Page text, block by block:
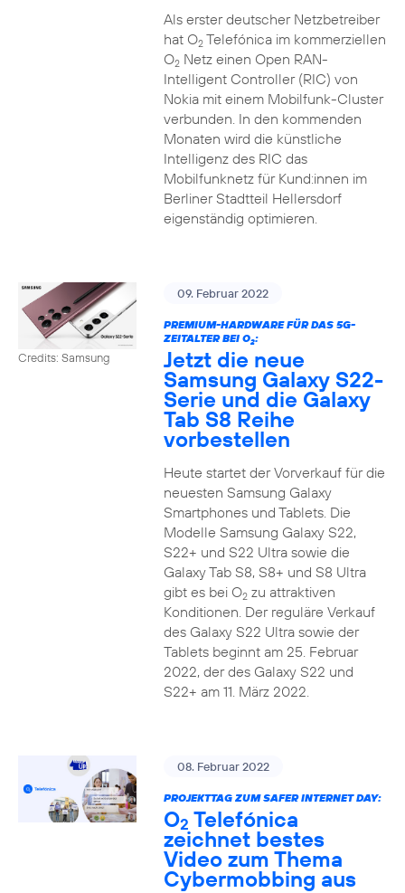
Als erster deutscher Netzbetreiber
hat O2Telefónica im kommerziellen
O2Netz einen Open RAN-
Intelligent Controller (RIC) von
Nokia mit einem Mobilfunk-Cluster
verbunden. In den kommenden
Monaten wird die künstliche
Intelligenz des RIC das
Mobilfunknetz für Kund:innen im
Berliner Stadtteil Hellersdorf
eigenständig optimieren.
Credits: Samsung
09. Februar 2022
PREMIUM-HARDWARE FÜR DAS 5G-
ZEITALTER BEI O2:
Jetzt die neue
Samsung Galaxy S22-
Serie und die Galaxy
Tab S8 Reihe
vorbestellen
Heute startet der Vorverkauf für die
neuesten Samsung Galaxy
Smartphones und Tablets. Die
Modelle Samsung Galaxy S22,
S22+ und S22 Ultra sowie die
Galaxy Tab S8, S8+ und S8 Ultra
gibt es bei O2zu attraktiven
Konditionen. Der reguläre Verkauf
des Galaxy S22 Ultra sowie der
Tablets beginnt am 25. Februar
2022, der des Galaxy S22 und
S22+ am 11. März 2022.
08. Februar 2022
PROJEKTTAG ZUM SAFER INTERNET DAY:
O2 Telefónica
zeichnet bestes
Video zum Thema
Cybermobbing aus